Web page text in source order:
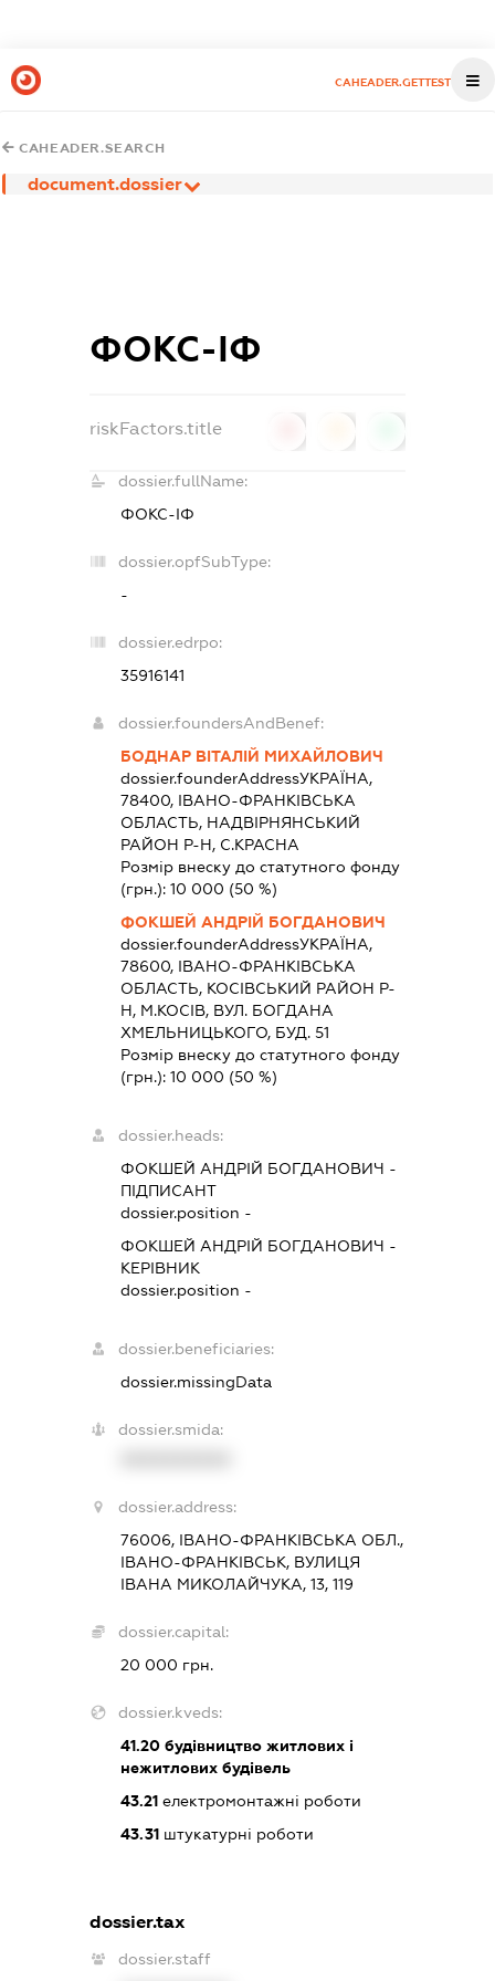
CAHEADER.GETTEST
CAHEADER.SEARCH
document.dossier
ФОКС-ІФ
riskFactors.title
dossier.fullName:
ФОКС-ІФ
dossier.opfSubType:
-
dossier.edrpo:
35916141
dossier.foundersAndBenef:
БОДНАР ВІТАЛІЙ МИХАЙЛОВИЧ
dossier.founderAddressУКРАЇНА,
78400, IВАНО-ФРАНКIВСЬКА
ОБЛАСТЬ, НАДВIРНЯНСЬКИЙ
РАЙОН Р-Н, С.КРАСНА
Розмір внеску до статутного фонду
(грн.): 10 000 (50 %)
ФОКШЕЙ АНДРІЙ БОГДАНОВИЧ
dossier.founderAddressУКРАЇНА,
78600, IВАНО-ФРАНКIВСЬКА
ОБЛАСТЬ, КОСIВСЬКИЙ РАЙОН Р-
Н, М.КОСІВ, ВУЛ. БОГДАНА
ХМЕЛЬНИЦЬКОГО, БУД. 51
Розмір внеску до статутного фонду
(грн.): 10 000 (50 %)
dossier.heads:
ФОКШЕЙ АНДРІЙ БОГДАНОВИЧ -
ПІДПИСАНТ
dossier.position -
ФОКШЕЙ АНДРІЙ БОГДАНОВИЧ -
КЕРІВНИК
dossier.position -
dossier.beneficiaries:
dossier.missingData
dossier.smida:
dossier.address:
76006, ІВАНО-ФРАНКІВСЬКА ОБЛ.,
ІВАНО-ФРАНКІВСЬК, ВУЛИЦЯ
ІВАНА МИКОЛАЙЧУКА, 13, 119
dossier.capital:
20 000 грн.
dossier.kveds:
41.20будівництво житлових і
нежитлових будівель
43.21електромонтажні роботи
43.31штукатурні роботи
dossier.tax
dossier.staff